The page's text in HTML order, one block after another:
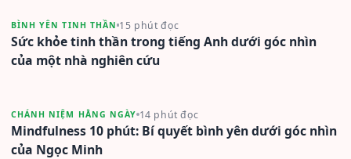
BÌNH YÊN TINH THẦN 15 phút đọc
Sức khỏe tinh thần trong tiếng Anh dưới góc nhìn
của một nhà nghiên cứu
CHÁNH NIỆM HẰNG NGÀY 14 phút đọc
Mindfulness 10 phút: Bí quyết bình yên dưới góc nhìn
của Ngọc Minh